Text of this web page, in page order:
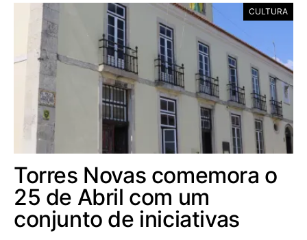
CULTURA
Torres Novas comemora o
25 de Abril com um
conjunto de iniciativas